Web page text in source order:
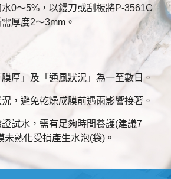
0～5%，以鏝刀或刮板將P-3561C
厚度2～3mm。
厚」及「通風狀況」為一至數日。
，避免乾燥成膜前遇雨影響接著。
證試水，需有足夠時間養護(建議7
未熟化受損產生水泡(袋)。